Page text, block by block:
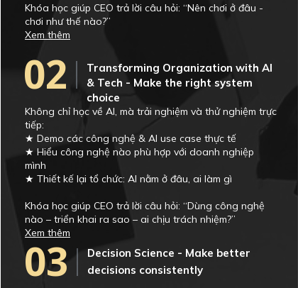
02
Transforming Organization with AI
& Tech - Make the right system
choice
Không chỉ học về AI, mà trải nghiệm và thử nghiệm trực
tiếp:
★ Demo các công nghệ & AI use case thực tế
★ Hiểu công nghệ nào phù hợp với doanh nghiệp
mình
★ Thiết kế lại tổ chức: AI nằm ở đâu, ai làm gì
Khóa học giúp CEO trả lời câu hỏi: “Dùng công nghệ
nào – triển khai ra sao – ai chịu trách nhiệm?”
Xem thêm
Khóa học giúp CEO trả lời câu hỏi: “Nên chơi ở đâu -
chơi như thế nào?”
Xem thêm
03
Decision Science - Make better
decisions consistently